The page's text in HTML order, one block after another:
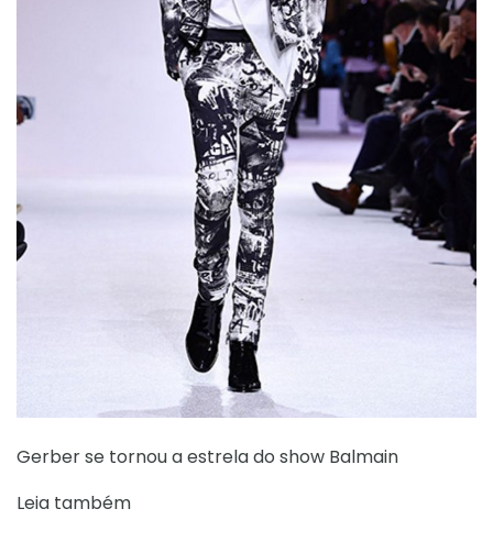
Gerber se tornou a estrela do show Balmain
Leia também